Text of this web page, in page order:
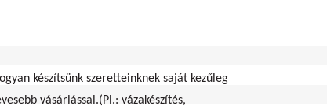
készítsünk szeretteinknek saját kezűleg
vásárlással.(Pl.: vázakészítés,